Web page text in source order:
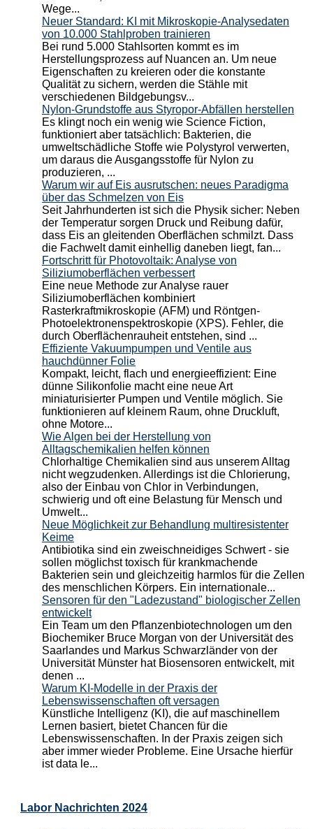
Wege...
Neuer Standard: KI mit Mikroskopie-Analysedaten
von 10.000 Stahlproben trainieren
Bei rund 5.000 Stahlsorten kommt es im
Herstellungsprozess auf Nuancen an. Um neue
Eigenschaften zu kreieren oder die konstante
Qualität zu sichern, werden die Stähle mit
verschiedenen Bildgebungsv...
Nylon-Grundstoffe aus Styropor-Abfällen herstellen
Es klingt noch ein wenig wie Science Fiction,
funktioniert aber tatsächlich: Bakterien, die
umweltschädliche Stoffe wie Polystyrol verwerten,
um daraus die Ausgangsstoffe für Nylon zu
produzieren, ...
Warum wir auf Eis ausrutschen: neues Paradigma
über das Schmelzen von Eis
Seit Jahrhunderten ist sich die Physik sicher: Neben
der Temperatur sorgen Druck und Reibung dafür,
dass Eis an gleitenden Oberflächen schmilzt. Dass
die Fachwelt damit einhellig daneben liegt, fan...
Fortschritt für Photovoltaik: Analyse von
Siliziumoberflächen verbessert
Eine neue Methode zur Analyse rauer
Siliziumoberflächen kombiniert
Rasterkraftmikroskopie (AFM) und Röntgen-
Photoelektronenspektroskopie (XPS). Fehler, die
durch Oberflächenrauheit entstehen, sind ...
Effiziente Vakuumpumpen und Ventile aus
hauchdünner Folie
Kompakt, leicht, flach und energieeffizient: Eine
dünne Silikonfolie macht eine neue Art
miniaturisierter Pumpen und Ventile möglich. Sie
funktionieren auf kleinem Raum, ohne Druckluft,
ohne Motore...
Wie Algen bei der Herstellung von
Alltagschemikalien helfen können
Chlorhaltige Chemikalien sind aus unserem Alltag
nicht wegzudenken. Allerdings ist die Chlorierung,
also der Einbau von Chlor in Verbindungen,
schwierig und oft eine Belastung für Mensch und
Umwelt...
Neue Möglichkeit zur Behandlung multiresistenter
Keime
Antibiotika sind ein zweischneidiges Schwert - sie
sollen möglichst toxisch für krankmachende
Bakterien sein und gleichzeitig harmlos für die Zellen
des menschlichen Körpers. Ein internationale...
Sensoren für den "Ladezustand" biologischer Zellen
entwickelt
Ein Team um den Pflanzenbiotechnologen um den
Biochemiker Bruce Morgan von der Universität des
Saarlandes und Markus Schwarzländer von der
Universität Münster hat Biosensoren entwickelt, mit
denen ...
Warum KI-Modelle in der Praxis der
Lebenswissenschaften oft versagen
Künstliche Intelligenz (KI), die auf maschinellem
Lernen basiert, bietet Chancen für die
Lebenswissenschaften. In der Praxis zeigen sich
aber immer wieder Probleme. Eine Ursache hierfür
ist data le...
Labor Nachrichten 2024